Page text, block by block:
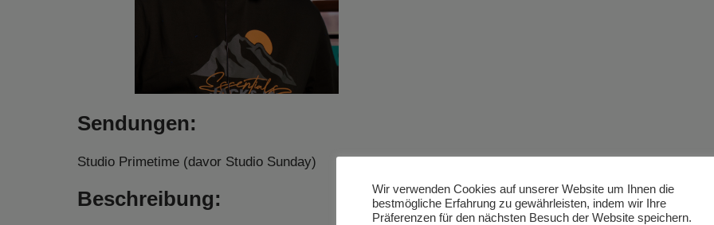
Sendungen:
Studio Primetime (davor Studio Sunday)
Beschreibung:
Wir verwenden Cookies auf unserer Website um Ihnen die
bestmögliche Erfahrung zu gewährleisten, indem wir Ihre
Präferenzen für den nächsten Besuch der Website speichern.